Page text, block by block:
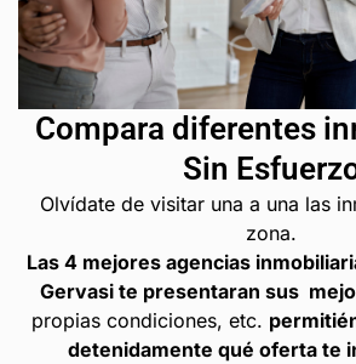
Compara diferentes
Sin
Olvídate de visitar una a una las
zona.
Las 4 mejores agencias
Gervasi te presentaran sus
propias condiciones, etc.
detenidamente qué oferta te